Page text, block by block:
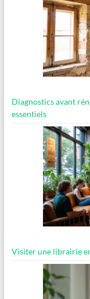
Diagnostics avant
essentiels
Visiter une librairie